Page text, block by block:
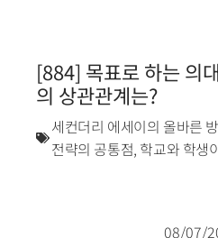
[884] 목표로 하는 의
의 상관관계는?
세컨더리 에세이의 올바른
전략의 공통점, 학교와 학생
08/07/